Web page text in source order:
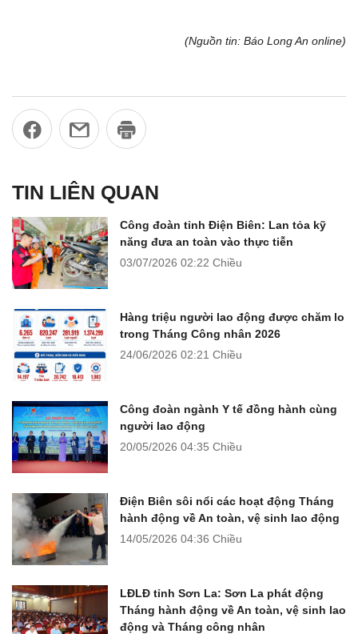
(Nguồn tin: Báo Long An online)
TIN LIÊN QUAN
Công đoàn tỉnh Điện Biên: Lan tỏa kỹ
năng đưa an toàn vào thực tiễn
03/07/2026 02:22 Chiều
Hàng triệu người lao động được chăm lo
trong Tháng Công nhân 2026
24/06/2026 02:21 Chiều
Công đoàn ngành Y tế đồng hành cùng
người lao động
20/05/2026 04:35 Chiều
Điện Biên sôi nổi các hoạt động Tháng
hành động về An toàn, vệ sinh lao động
14/05/2026 04:36 Chiều
LĐLĐ tỉnh Sơn La: Sơn La phát động
Tháng hành động về An toàn, vệ sinh lao
động và Tháng công nhân